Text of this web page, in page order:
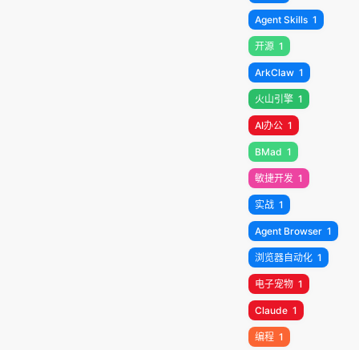
Agent Skills 1
开源 1
ArkClaw 1
火山引擎 1
AI办公 1
BMad 1
敏捷开发 1
实战 1
Agent Browser 1
浏览器自动化 1
电子宠物 1
Claude 1
编程 1